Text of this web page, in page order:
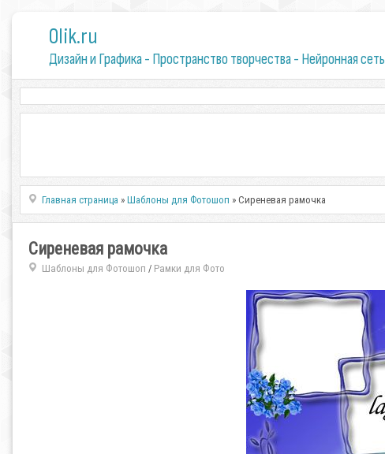
0lik.ru
Дизайн и Графика - Пространство творчества - Нейронная сеть
Главная страница »Шаблоны для Фотошоп » Сиреневая рамочка
Сиреневая рамочка
Шаблоны для Фотошоп / Рамки для Фото